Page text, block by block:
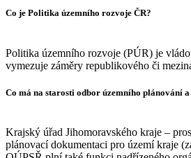
Co je Politika územního rozvoje ČR?
Politika územního rozvoje (PÚR) je
vymezuje záměry republikového či
Co má na starosti odbor územního plánování
Krajský úřad Jihomoravského kraje –
plánovací dokumentaci pro území kraje